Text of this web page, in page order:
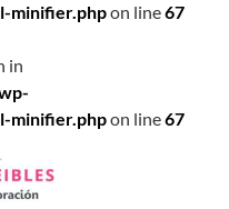
minifier.phpon line67
in
minifier.phpon line67